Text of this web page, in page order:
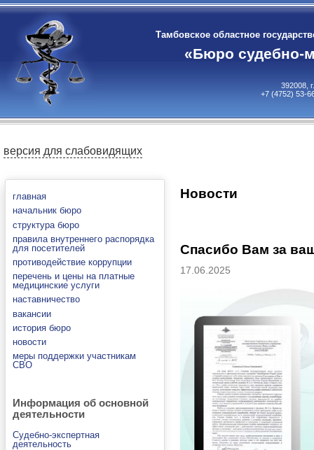
Тамбовское областное
«Бюро судебно-
392008,
+7 (4752) 53-
версия для слабовидящих
главная
начальник бюро
структура бюро
правила внутреннего распорядка
для посетителей
противодействие коррупции
перечень и цены на платные
медицинские услуги
наставничество
вакансии
история бюро
новости
меры поддержки участникам
СВО
Информация об основной
деятельности
Судебно-экспертная
деятельность
Новости
Спасибо Вам за
17.06.2025